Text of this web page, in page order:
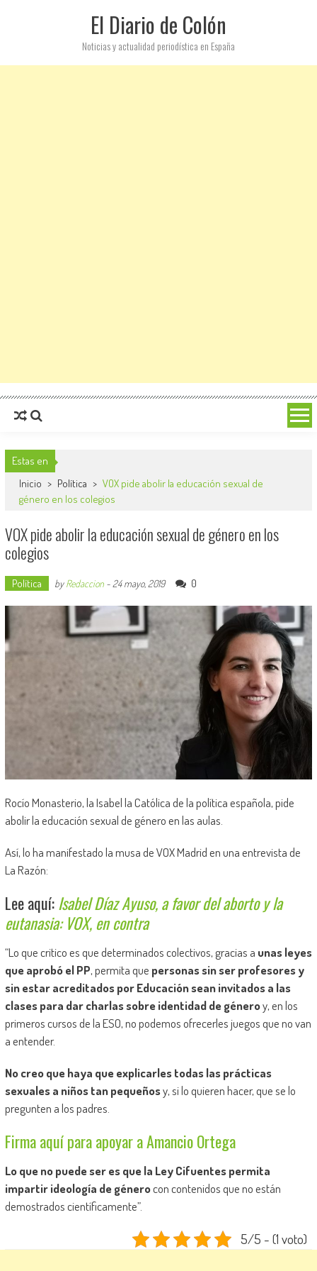
El Diario de Colón
Noticias y actualidad periodística en España
Estas en
Inicio > Política > VOX pide abolir la educación sexual de
género en los colegios
VOX pide abolir la educación sexual de género en los
colegios
Política byRedaccion- 24 mayo, 2019 0
Rocío Monasterio, la Isabel la Católica de la política española, pide
abolir la educación sexual de género en las aulas.
Así, lo ha manifestado la musa de VOX Madrid en una entrevista de
La Razón:
Lee aquí:Isabel Díaz Ayuso, a favor del aborto y la
eutanasia: VOX, en contra
“Lo que critico es que determinados colectivos, gracias a unas leyes
que aprobó el PP, permita que personas sin ser profesores y
sin estar acreditados por Educación sean invitados a las
clases para dar charlas sobre identidad de géneroy, en los
primeros cursos de la ESO, no podemos ofrecerles juegos que no van
a entender.
No creo que haya que explicarles todas las prácticas
sexuales a niños tan pequeñosy, si lo quieren hacer, que se lo
pregunten a los padres.
Firma aquí para apoyar a Amancio Ortega
Lo que no puede ser es que la Ley Cifuentes permita
impartir ideología de génerocon contenidos que no están
demostrados científicamente”.
5/5 - (1 voto)